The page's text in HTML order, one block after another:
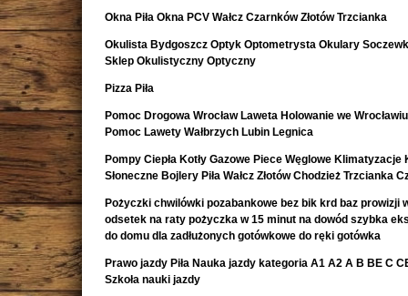
Okna Piła Okna PCV Wałcz Czarnków Złotów Trzcianka
Okulista Bydgoszcz Optyk Optometrysta Okulary
Sklep Okulistyczny Optyczny
Pizza Piła
Pomoc Drogowa Wrocław Laweta Holowanie we
Pomoc Lawety Wałbrzych Lubin Legnica
Pompy Ciepła Kotły Gazowe Piece Węglowe Klimatyzacje
Słoneczne Bojlery Piła Wałcz Złotów Chodzież Trzcianka
Pożyczki chwilówki pozabankowe bez bik krd baz prowizji
odsetek na raty pożyczka w 15 minut na dowód szybka
do domu dla zadłużonych gotówkowe do ręki gotówka
Prawo jazdy Piła Nauka jazdy kategoria A1 A2 A B BE C
Szkoła nauki jazdy